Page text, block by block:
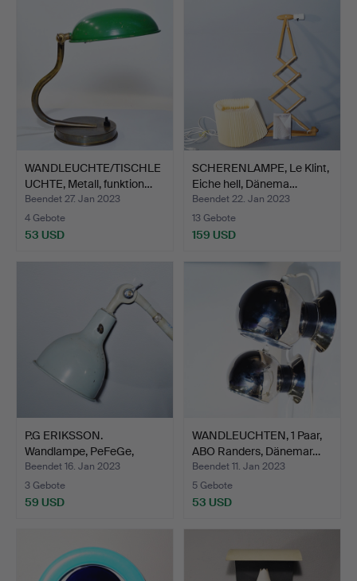
WANDLEUCHTE/TISCHLE
UCHTE, Metall, funktion…
Beendet 27. Jan 2023
4 Gebote
53 USD
SCHERENLAMPE, Le Klint,
Eiche hell, Dänema…
Beendet 22. Jan 2023
13 Gebote
159 USD
P.G ERIKSSON.
Wandlampe, PeFeGe,
Tyresö, 1…
Beendet 16. Jan 2023
3 Gebote
59 USD
WANDLEUCHTEN, 1 Paar,
ABO Randers, Dänemar…
Beendet 11. Jan 2023
5 Gebote
53 USD